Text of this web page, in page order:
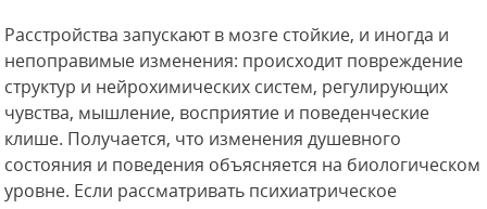
Расстройства запускают в мозге стойкие, и иногда и
непоправимые изменения: происходит повреждение
структур и нейрохимических систем, регулирующих
чувства, мышление, восприятие и поведенческие
клише. Получается, что изменения душевного
состояния и поведения объясняется на биологическом
уровне. Если рассматривать психиатрическое